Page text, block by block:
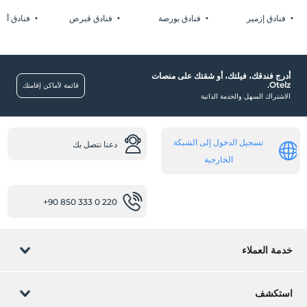
مولات
أخرى
فنادق إزمير فنادق بورصة فنادق قبرص فنادق
أدرج فندقك، فيلتك، أو شقتك على منصات
Otelz.
الاشتراك السهل والخدمة الذاتية
قائمة لأماكن إقامتك
تسجيل الدخول إلى الشبكة
الخارجية
دعنا نتصل بك
+90 850 333 0 220
خدمة العملاء
إدارة الحجز
استكشف